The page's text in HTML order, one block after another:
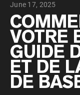
PROTÉINES
June 17, 2025
VOTRE
GUIDE
ET DE
DE